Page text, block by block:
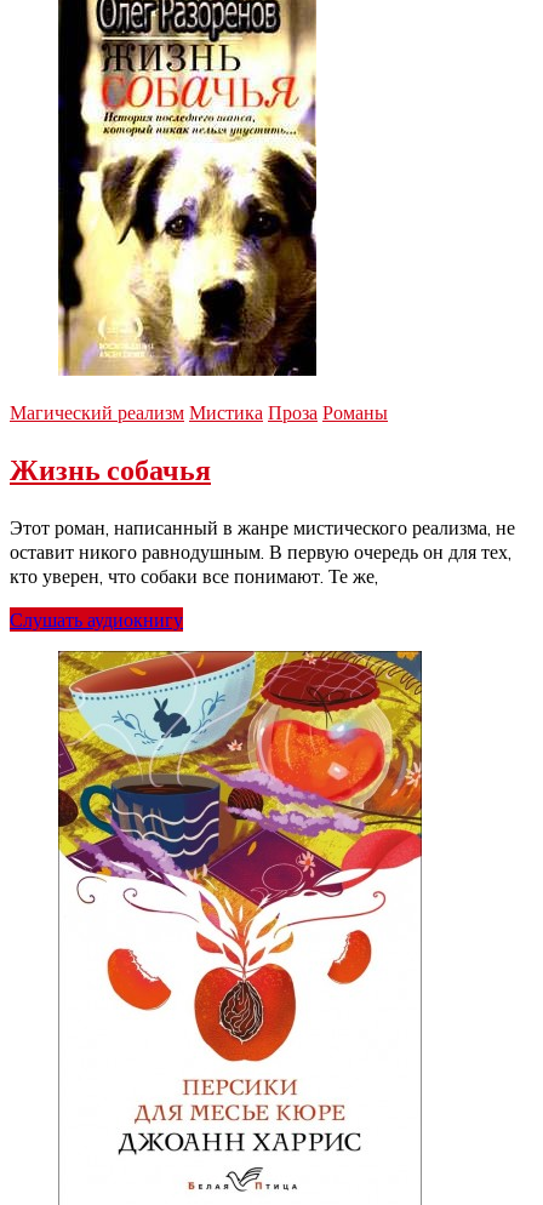
Магический реализм Мистика Проза Романы
Жизнь собачья
Этот роман, написанный в жанре мистического реализма, не
оставит никого равнодушным. В первую очередь он для тех,
кто уверен, что собаки все понимают. Те же,
Слушать аудиокнигу